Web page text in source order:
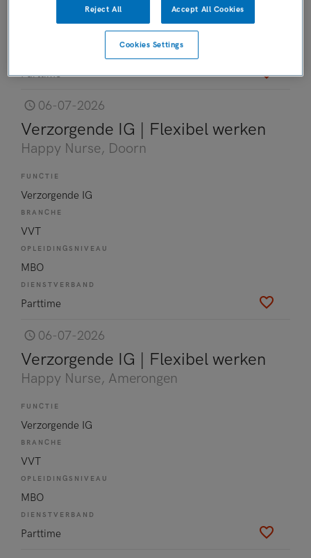
Parttime
06-07-2026
Verzorgende IG | Flexibel werken
Happy Nurse, Doorn
FUNCTIE
Verzorgende IG
BRANCHE
VVT
OPLEIDINGSNIVEAU
MBO
DIENSTVERBAND
Parttime
06-07-2026
Verzorgende IG | Flexibel werken
Happy Nurse, Amerongen
FUNCTIE
Verzorgende IG
BRANCHE
VVT
OPLEIDINGSNIVEAU
MBO
DIENSTVERBAND
Parttime
Reject All Accept All Cookies
Cookies Settings